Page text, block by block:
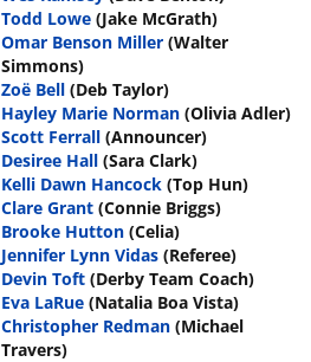
Todd Lowe (Jake McGrath)
Omar Benson Miller (Walter
Simmons)
Zoë Bell (Deb Taylor)
Hayley Marie Norman (Olivia Adler)
Scott Ferrall (Announcer)
Desiree Hall (Sara Clark)
Kelli Dawn Hancock (Top Hun)
Clare Grant (Connie Briggs)
Brooke Hutton (Celia)
Jennifer Lynn Vidas (Referee)
Devin Toft (Derby Team Coach)
Eva LaRue (Natalia Boa Vista)
Christopher Redman (Michael
Travers)